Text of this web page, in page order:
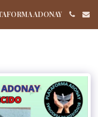
ADONAY